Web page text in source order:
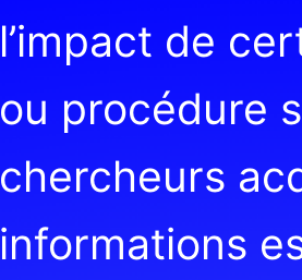
l’impact de
ou procédure
chercheurs
informations